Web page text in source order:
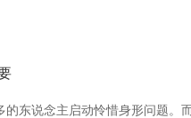
东说念主启动怜惜身形问题。